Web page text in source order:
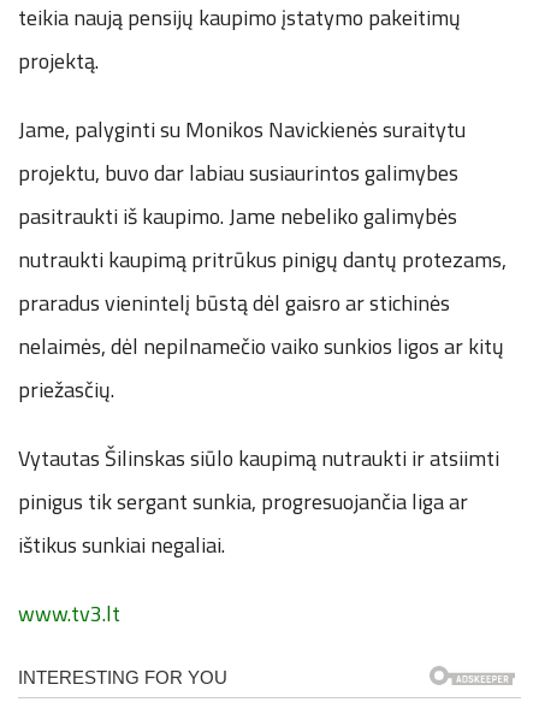
teikia naują pensijų kaupimo įstatymo pakeitimų
projektą.
Jame, palyginti su Monikos Navickienės suraitytu
projektu, buvo dar labiau susiaurintos galimybes
pasitraukti iš kaupimo. Jame nebeliko galimybės
nutraukti kaupimą pritrūkus pinigų dantų protezams,
praradus vienintelį būstą dėl gaisro ar stichinės
nelaimės, dėl nepilnamečio vaiko sunkios ligos ar kitų
priežasčių.
Vytautas Šilinskas siūlo kaupimą nutraukti ir atsiimti
pinigus tik sergant sunkia, progresuojančia liga ar
ištikus sunkiai negaliai.
www.tv3.lt